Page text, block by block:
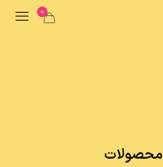
0
محصولات